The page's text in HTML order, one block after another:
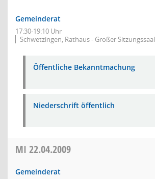
Gemeinderat
17:30-19:10 Uhr
Schwetzingen, Rathaus - Großer Sitzungssaal
Öffentliche Bekanntmachung
Niederschrift öffentlich
MI 22.04.2009
Gemeinderat